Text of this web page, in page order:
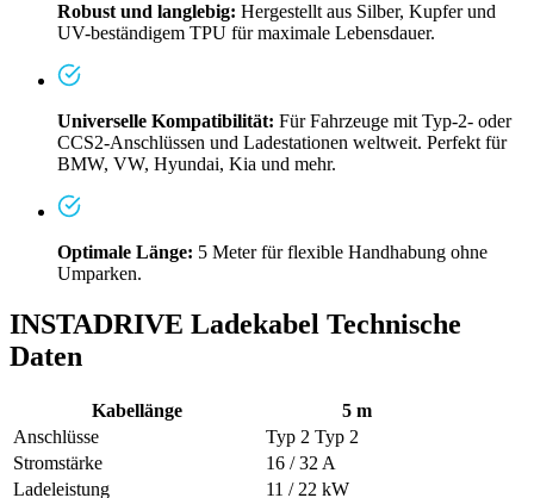
Robust und langlebig: Hergestellt aus Silber, Kupfer und
UV-beständigem TPU für maximale Lebensdauer.
Universelle Kompatibilität: Für Fahrzeuge mit Typ-2- oder
CCS2-Anschlüssen und Ladestationen weltweit. Perfekt für
BMW, VW, Hyundai, Kia und mehr.
Optimale Länge: 5 Meter für flexible Handhabung ohne
Umparken.
INSTADRIVE Ladekabel Technische
Daten
Kabellänge
5 m
Anschlüsse
Typ 2 Typ 2
Stromstärke
16 / 32 A
Ladeleistung
11 / 22 kW